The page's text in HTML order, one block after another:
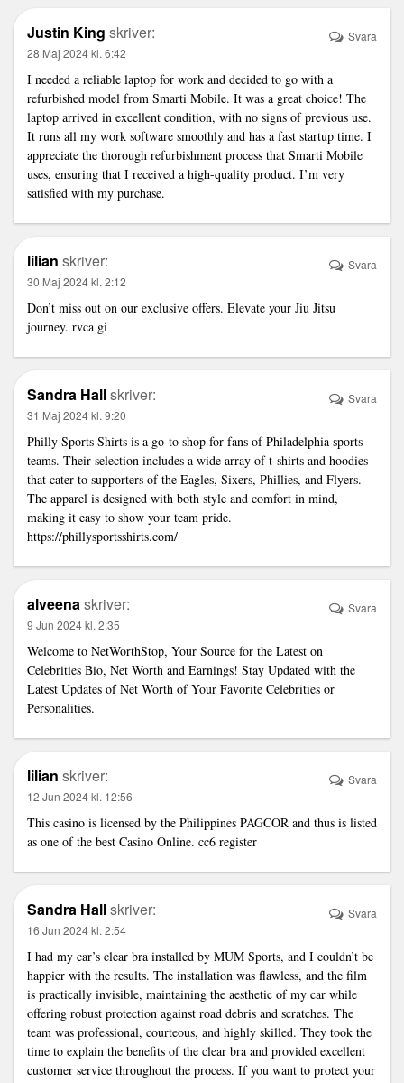
Justin King skriver:
28 Maj 2024 kl. 6:42
I needed a reliable laptop for work and decided to go with a
refurbished model from Smarti Mobile. It was a great choice! The
laptop arrived in excellent condition, with no signs of previous use.
It runs all my work software smoothly and has a fast startup time. I
appreciate the thorough refurbishment process that Smarti Mobile
uses, ensuring that I received a high-quality product. I’m very
satisfied with my purchase.
Svara
lilian skriver:
30 Maj 2024 kl. 2:12
Don’t miss out on our exclusive offers. Elevate your Jiu Jitsu
journey. rvca gi
Svara
Sandra Hallskriver:
31 Maj 2024 kl. 9:20
Philly Sports Shirts is a go-to shop for fans of Philadelphia sports
teams. Their selection includes a wide array of t-shirts and hoodies
that cater to supporters of the Eagles, Sixers, Phillies, and Flyers.
The apparel is designed with both style and comfort in mind,
making it easy to show your team pride.
https://phillysportsshirts.com/
Svara
alveenaskriver:
9 Jun 2024 kl. 2:35
Welcome to NetWorthStop, Your Source for the Latest on
Celebrities Bio, Net Worth and Earnings! Stay Updated with the
Latest Updates of Net Worth of Your Favorite Celebrities or
Personalities.
Svara
lilian skriver:
12 Jun 2024 kl. 12:56
This casino is licensed by the Philippines PAGCOR and thus is listed
as one of the best Casino Online. cc6 register
Svara
Sandra Hallskriver:
16 Jun 2024 kl. 2:54
I had my car’s clear bra installed by MUM Sports, and I couldn’t be
happier with the results. The installation was flawless, and the film
is practically invisible, maintaining the aesthetic of my car while
offering robust protection against road debris and scratches. The
team was professional, courteous, and highly skilled. They took the
time to explain the benefits of the clear bra and provided excellent
customer service throughout the process. If you want to protect your
Svara